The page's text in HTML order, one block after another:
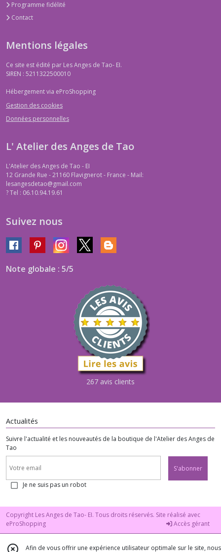
Programme fidélité
Contact
Mentions légales
Ce site est édité par Les Anges de Tao- EI.
SIREN : 5211322500010
Hébergement via eProShopping
Gestion des cookies
Données personnelles
L' Atelier des Anges de Tao
L'Atelier des Anges de Tao - EI
12 Grande Rue - 21160 Flavignerot - France - Mail:
lesangesdetao@gmail.com
?Tel : 06.10.94.19.61
Suivez nous
Note globale : 5/5
267 avis clients
Actualités
Suivre l'actualité et les nouveautés de la boutique de l'Atelier des Anges de
Tao
S'abonner
Je ne suis pas un robot
Copyright Les Anges de Tao- EI. Tous droits réservés. Site réalisé avec
eProShopping
Accès gérant
Afin de vous offrir une expérience utilisateur optimale sur le site, nous